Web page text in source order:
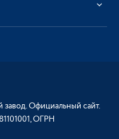
Официальный сайт.
ОГРН